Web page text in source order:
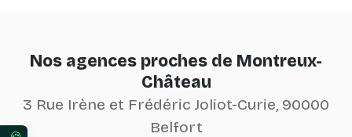
Nos agences proches de Montreux-
Château
3 Rue Irène et Frédéric Joliot-Curie, 90000
Belfort